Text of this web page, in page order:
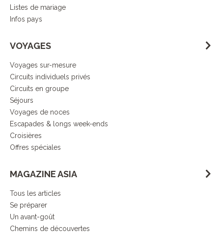
Listes de mariage
Infos pays
VOYAGES
Voyages sur-mesure
Circuits individuels privés
Circuits en groupe
Séjours
Voyages de noces
Escapades & longs week-ends
Croisières
Offres spéciales
MAGAZINE ASIA
Tous les articles
Se préparer
Un avant-goût
Chemins de découvertes